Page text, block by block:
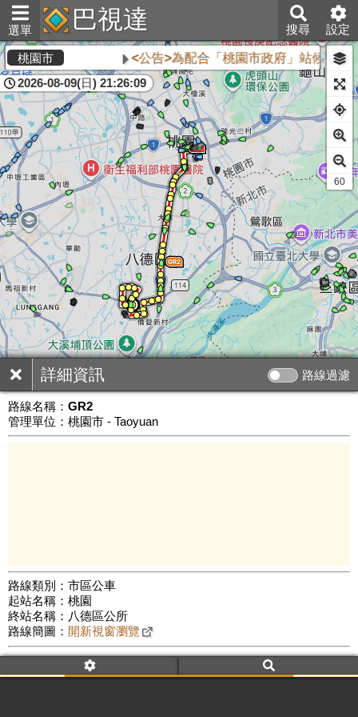
選單 巴視達 搜尋 設定
詳細資訊 路線過濾
路線名稱： GR2
管理單位：桃園市 - Taoyuan
路線類別：市區公車
起站名稱：桃園
終站名稱：八德區公所
路線簡圖： 開新視窗瀏覽
附屬名稱：GR2
車頭描述：桃園
八德
桃園市 <公告>為配合「桃園市政府」站候車亭
2026-08-09(日) 21:26:09
公車數量: 累計3970、上線3146
60